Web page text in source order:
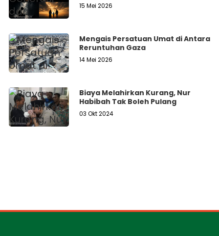
15 Mei 2026
Mengais Persatuan Umat di Antara
Reruntuhan Gaza
14 Mei 2026
Biaya Melahirkan Kurang, Nur
Habibah Tak Boleh Pulang
03 Okt 2024